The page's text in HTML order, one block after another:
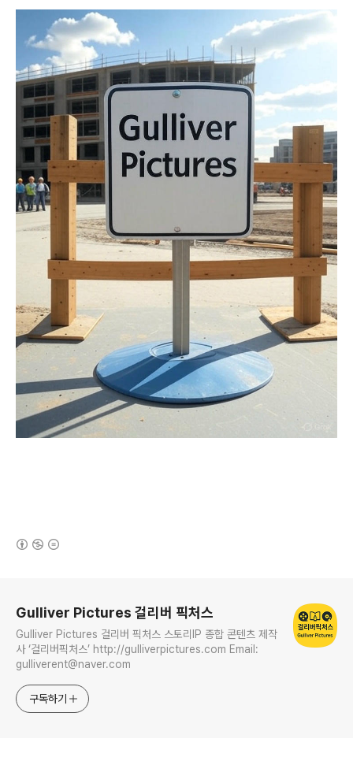
Gulliver Pictures 걸리버 픽처스
Gulliver Pictures 걸리버 픽처스 스토리IP 종합 콘텐츠 제작
사 ‘걸리버픽처스’ http://gulliverpictures.com Email:
gulliverent@naver.com
구독하기